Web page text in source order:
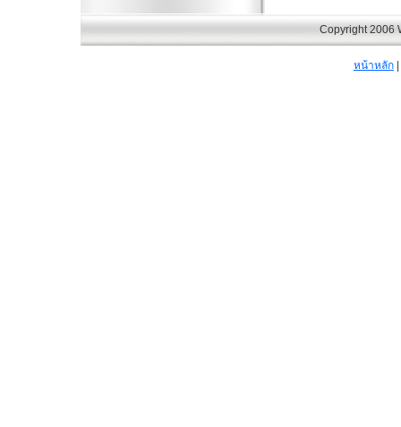
Copyright 2006
หน้าหลัก